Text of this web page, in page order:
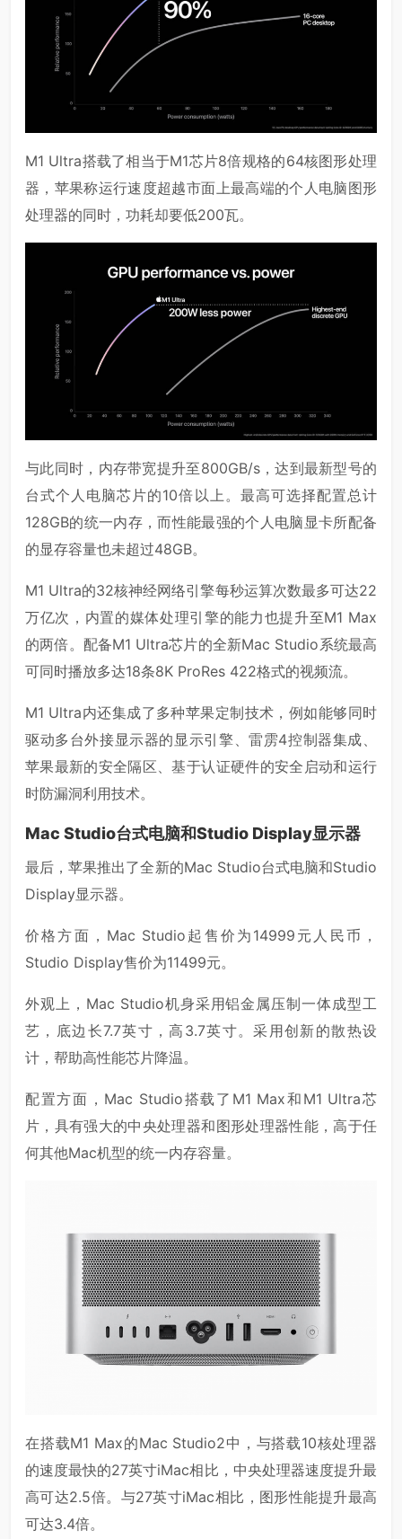
M1 Ultra搭载了相当于M1芯片8倍规格的64核图形处理
器，苹果称运行速度超越市面上最高端的个人电脑图形
处理器的同时，功耗却要低200瓦。
与此同时，内存带宽提升至800GB/s，达到最新型号的
台式个人电脑芯片的10倍以上。最高可选择配置总计
128GB的统一内存，而性能最强的个人电脑显卡所配备
的显存容量也未超过48GB。
M1 Ultra的32核神经网络引擎每秒运算次数最多可达22
万亿次，内置的媒体处理引擎的能力也提升至M1 Max
的两倍。配备M1 Ultra芯片的全新Mac Studio系统最高
可同时播放多达18条8K ProRes 422格式的视频流。
M1 Ultra内还集成了多种苹果定制技术，例如能够同时
驱动多台外接显示器的显示引擎、雷雳4控制器集成、
苹果最新的安全隔区、基于认证硬件的安全启动和运行
时防漏洞利用技术。
Mac Studio台式电脑和Studio Display显示器
最后，苹果推出了全新的Mac Studio台式电脑和Studio
Display显示器。
价格方面，Mac Studio起售价为14999元人民币，
Studio Display售价为11499元。
外观上，Mac Studio机身采用铝金属压制一体成型工
艺，底边长7.7英寸，高3.7英寸。采用创新的散热设
计，帮助高性能芯片降温。
配置方面，Mac Studio搭载了M1 Max和M1 Ultra芯
片，具有强大的中央处理器和图形处理器性能，高于任
何其他Mac机型的统一内存容量。
在搭载M1 Max的Mac Studio2中，与搭载10核处理器
的速度最快的27英寸iMac相比，中央处理器速度提升最
高可达2.5倍。与27英寸iMac相比，图形性能提升最高
可达3.4倍。